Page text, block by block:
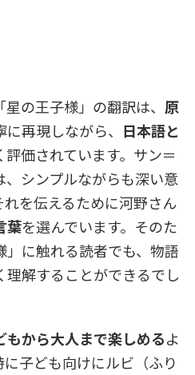
の王子様」の翻訳は、 原
に再現しながら、 日本語と
評価されています。サン＝
シンプルながらも深い意
を伝えるために河野さん
葉を選んでいます。そのた
に触れる読者でも、物語
解することができるでし
もから大人まで楽しめるよ
子ども向けにルビ（ふり